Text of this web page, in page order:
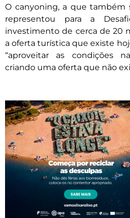
O canyoning, a que também
representou para a
investimento de cerca de 20
a oferta turística que existe
“aproveitar as condições
criando uma oferta que não